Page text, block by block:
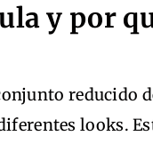
y por
reducido
looks.